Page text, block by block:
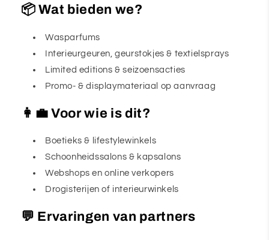
📦 Wat bieden we?
Wasparfums
Interieurgeuren, geurstokjes & textielsprays
Limited editions & seizoensacties
Promo- & displaymateriaal op aanvraag
👩💼 Voor wie is dit?
Boetieks & lifestylewinkels
Schoonheidssalons & kapsalons
Webshops en online verkopers
Drogisterijen of interieurwinkels
💬 Ervaringen van partners